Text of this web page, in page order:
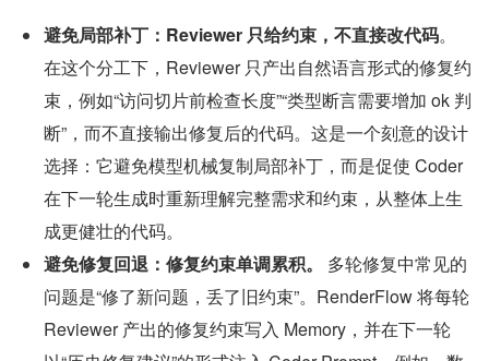
避免局部补丁：Reviewer 只给约束，不直接改代码。
在这个分工下，Reviewer 只产出自然语言形式的修复约
束，例如“访问切片前检查长度”“类型断言需要增加 ok 判
断”，而不直接输出修复后的代码。这是一个刻意的设计
选择：它避免模型机械复制局部补丁，而是促使 Coder
在下一轮生成时重新理解完整需求和约束，从整体上生
成更健壮的代码。
避免修复回退：修复约束单调累积。
多轮修复中常见的
问题是“修了新问题，丢了旧约束”。RenderFlow 将每轮
Reviewer 产出的修复约束写入 Memory，并在下一轮